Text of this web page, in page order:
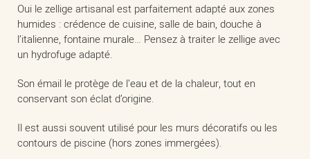
Oui le zellige artisanal est parfaitement adapté aux zones
humides : crédence de cuisine, salle de bain, douche à
l’italienne, fontaine murale… Pensez à traiter le zellige avec
un hydrofuge adapté.
Son émail le protège de l’eau et de la chaleur, tout en
conservant son éclat d’origine.
Il est aussi souvent utilisé pour les murs décoratifs ou les
contours de piscine (hors zones immergées).